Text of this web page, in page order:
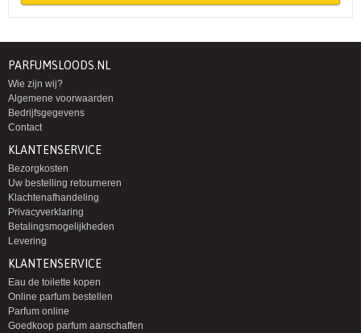
PARFUMSLOODS.NL
Wie zijn wij?
Algemene voorwaarden
Bedrijfsgegevens
Contact
KLANTENSERVICE
Bezorgkosten
Uw bestelling retourneren
Klachtenafhandeling
Privacyverklaring
Betalingsmogelijkheden
Levering
KLANTENSERVICE
Eau de toilette kopen
Online parfum bestellen
Parfum online
Goedkoop parfum aanschaffen